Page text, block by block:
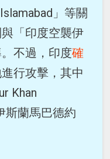
」等關
「印度空襲伊
不過，印度確
行攻擊，其中
Khan
斯蘭馬巴德約